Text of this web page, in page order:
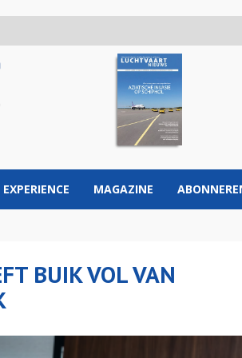
EXPERIENCE MAGAZINE
BUIK VOL VAN